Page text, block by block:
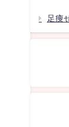
足痩